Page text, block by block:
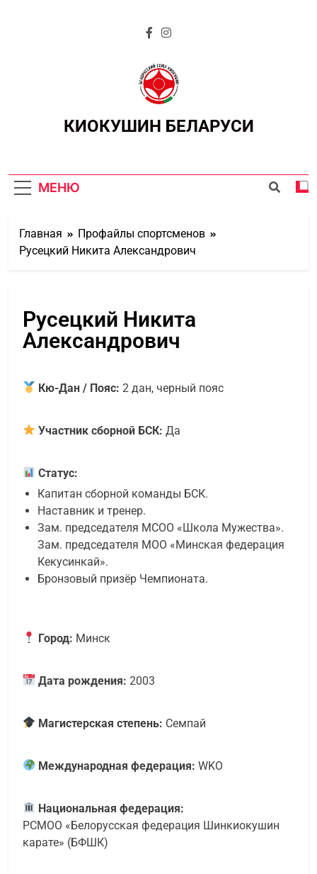
КИОКУШИН БЕЛАРУСИ
МЕНЮ
Главная
Профайлы спортсменов
Русецкий Никита Александрович
Русецкий Никита
Александрович
Кю-Дан / Пояс: 2 дан, черный пояс
Участник сборной БСК: Да
Статус:
Капитан сборной команды БСК.
Наставник и тренер.
Зам. председателя МСОО «Школа Мужества».
Зам. председателя МОО «Минская федерация
Кекусинкай».
Бронзовый призёр Чемпионата.
Город: Минск
Дата рождения: 2003
Магистерская степень: Семпай
Международная федерация: WKO
Национальная федерация:
РСМОО «Белорусская федерация Шинкиокушин
карате» (БФШК)